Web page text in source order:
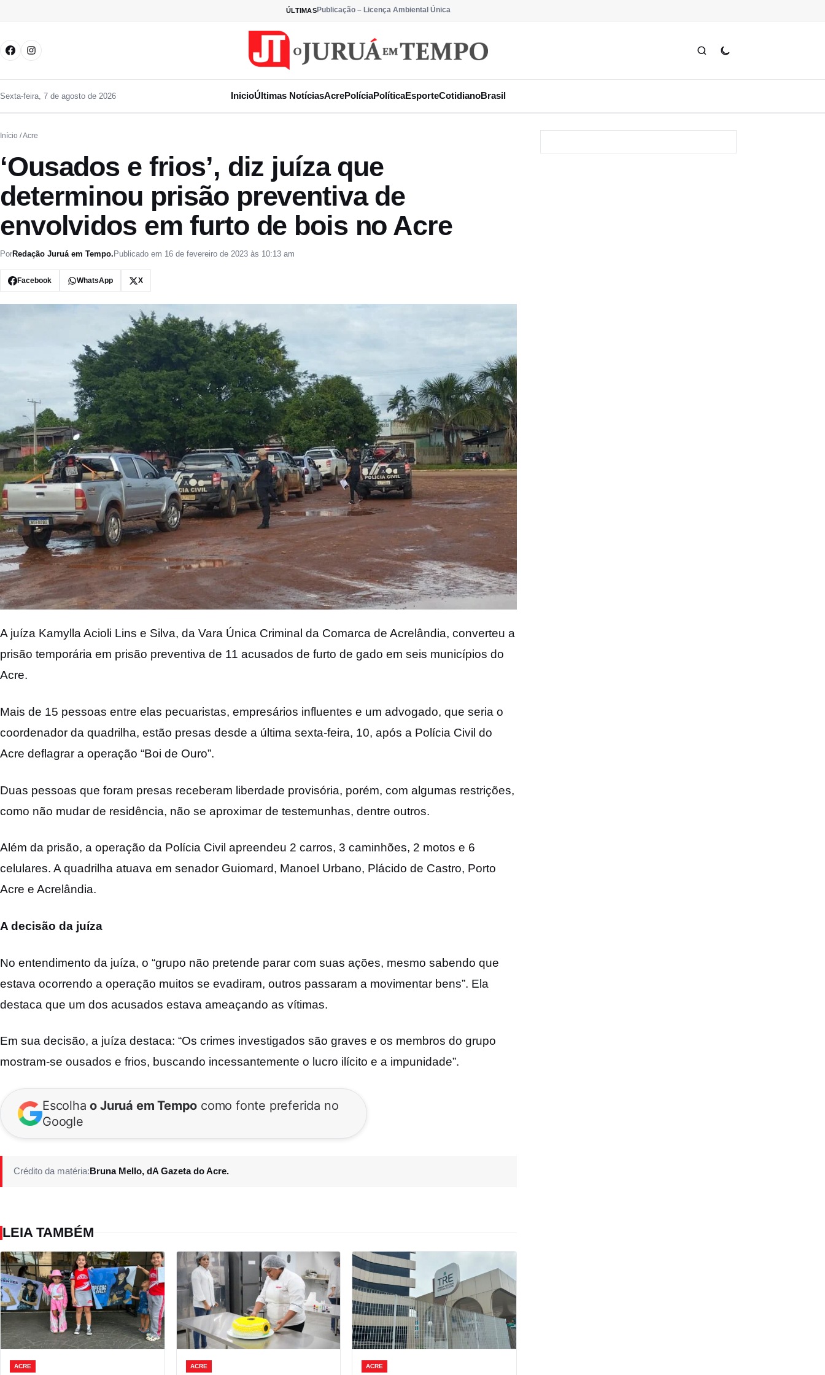
ÚLTIMASPublicação – Licença Ambiental Única
Sexta-feira, 7 de agosto de 2026 InicioÚltimas NotíciasAcrePolíciaPolíticaEsporteCotidianoBrasil
Início / Acre
‘Ousados e frios’, diz juíza que
determinou prisão preventiva de
envolvidos em furto de bois no Acre
PorRedação Juruá em Tempo. Publicado em 16 de fevereiro de 2023 às 10:13 am
Facebook WhatsApp X
A juíza Kamylla Acioli Lins e Silva, da Vara Única Criminal da Comarca de Acrelândia, converteu a
prisão temporária em prisão preventiva de 11 acusados de furto de gado em seis municípios do
Acre.
Mais de 15 pessoas entre elas pecuaristas, empresários influentes e um advogado, que seria o
coordenador da quadrilha, estão presas desde a última sexta-feira, 10, após a Polícia Civil do
Acre deflagrar a operação “Boi de Ouro”.
Duas pessoas que foram presas receberam liberdade provisória, porém, com algumas restrições,
como não mudar de residência, não se aproximar de testemunhas, dentre outros.
Além da prisão, a operação da Polícia Civil apreendeu 2 carros, 3 caminhões, 2 motos e 6
celulares. A quadrilha atuava em senador Guiomard, Manoel Urbano, Plácido de Castro, Porto
Acre e Acrelândia.
A decisão da juíza
No entendimento da juíza, o “grupo não pretende parar com suas ações, mesmo sabendo que
estava ocorrendo a operação muitos se evadiram, outros passaram a movimentar bens”. Ela
destaca que um dos acusados estava ameaçando as vítimas.
Em sua decisão, a juíza destaca: “Os crimes investigados são graves e os membros do grupo
mostram-se ousados e frios, buscando incessantemente o lucro ilícito e a impunidade”.
Escolhao Juruá em Tempo como fonte preferida no
Google
Crédito da matéria: Bruna Mello, dA Gazeta do Acre.
LEIA TAMBÉM
ACRE ACRE ACRE